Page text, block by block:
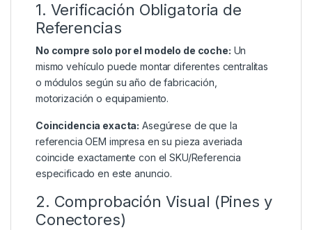
1. Verificación Obligatoria de
Referencias
No compre solo por el modelo de coche: Un
mismo vehículo puede montar diferentes centralitas
o módulos según su año de fabricación,
motorización o equipamiento.
Coincidencia exacta: Asegúrese de que la
referencia OEM impresa en su pieza averiada
coincide exactamente con el SKU/Referencia
especificado en este anuncio.
2. Comprobación Visual (Pines y
Conectores)